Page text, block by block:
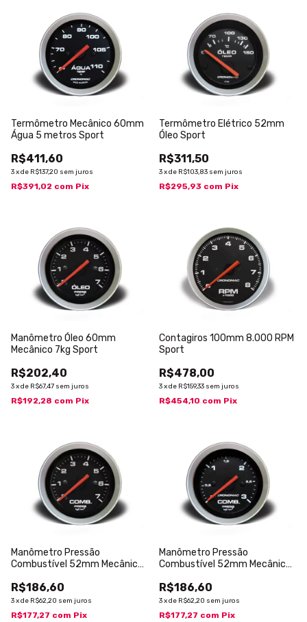
Termômetro Mecânico 60mm
Água 5 metros Sport
R$411,60
3xde R$137,20 sem juros
R$391,02 com Pix
Termômetro Elétrico 52mm
Óleo Sport
R$311,50
3xde R$103,83 sem juros
R$295,93 com Pix
Manômetro Óleo 60mm
Mecânico 7kg Sport
R$202,40
3xde R$67,47 sem juros
R$192,28 com Pix
Contagiros 100mm 8.000 RPM
Sport
R$478,00
3xde R$159,33 sem juros
R$454,10 com Pix
Manômetro Pressão
Combustível 52mm Mecânico
R$186,60
3xde R$62,20 sem juros
R$177,27 com Pix
Manômetro Pressão
Combustível 52mm Mecânico
R$186,60
3xde R$62,20 sem juros
R$177,27 com Pix